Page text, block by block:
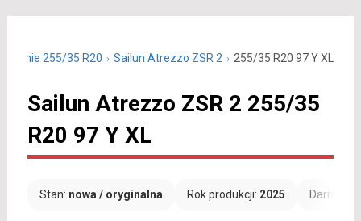
letnie 255/35 R20 Sailun Atrezzo ZSR 2 255/35 R20 97 Y XL
Sailun Atrezzo ZSR 2 255/35
R20 97 Y XL
Stan: nowa / oryginalna Rok produkcji: 2025